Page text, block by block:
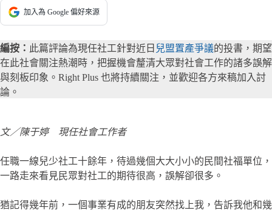
加入為 Google 偏好來源
編按： 此篇評論為現任社工針對近日 兒盟置產爭議的投書，期望
在此社會關注熱潮時，把握機會釐清大眾對社會工作的諸多誤解
與刻板印象。Right Plus 也將持續關注，並歡迎各方來稿加入討
論。
文／陳于婷 現任社會工作者
任職一線兒少社工十餘年，待過幾個大大小小的民間社福單位，
一路走來看見民眾對社工的期待很高，誤解卻很多。
猶記得幾年前，一個事業有成的朋友突然找上我，告訴我他和幾